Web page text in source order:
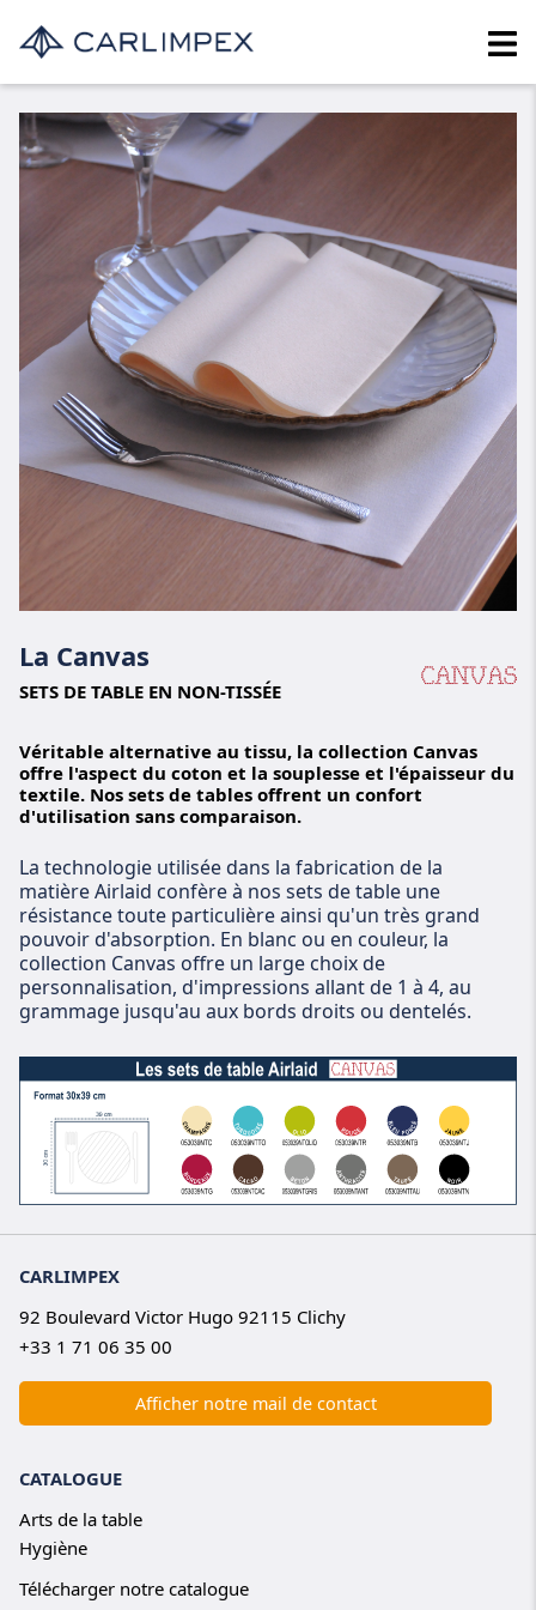
La Canvas
SETS DE TABLE EN NON-TISSÉE
Véritable alternative au tissu, la collection Canvas
offre l'aspect du coton et la souplesse et l'épaisseur du
textile. Nos sets de tables offrent un confort
d'utilisation sans comparaison.
La technologie utilisée dans la fabrication de la
matière Airlaid confère à nos sets de table une
résistance toute particulière ainsi qu'un très grand
pouvoir d'absorption. En blanc ou en couleur, la
collection Canvas offre un large choix de
personnalisation, d'impressions allant de 1 à 4, au
grammage jusqu'au aux bords droits ou dentelés.
CARLIMPEX
92 Boulevard Victor Hugo 92115 Clichy
+33 1 71 06 35 00
Afficher notre mail de contact
CATALOGUE
Arts de la table
Hygiène
Télécharger notre catalogue